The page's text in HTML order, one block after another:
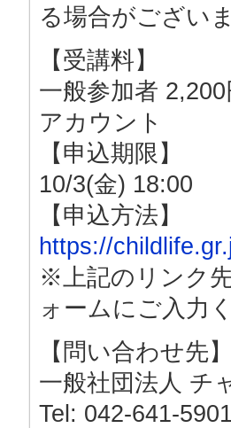
る場合がござい
【受講料】
一般参加者
アカウント
【申込期限】
10/3(金) 18:00
【申込方法】
https://
※上記のリンク
ォームにご入力
【問い合わせ先
一般社団法人 チ
Tel: 042-641-